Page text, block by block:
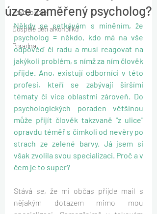
Psychologie
Dospělé děti alkoholiků
Poradna
úzce zaměřený psycholog?
Někdy se setkávám s míněním, že
psycholog = někdo, kdo má na vše
odpověď či radu a musí reagovat na
jakýkoli problém, s nímž za ním člověk
přijde. Ano, existují odborníci v této
profesi, kteří se zabývají širšími
tématy či více oblastmi zároveň. Do
psychologických poraden většinou
může přijít člověk takzvaně "z ulice"
opravdu téměř s čímkoli od nevěry po
strach ze zelené barvy. Já jsem si
však zvolila svou specializaci. Proč a v
čem je to super?
Stává se, že mi občas přijde mail s
nějakým dotazem mimo mou